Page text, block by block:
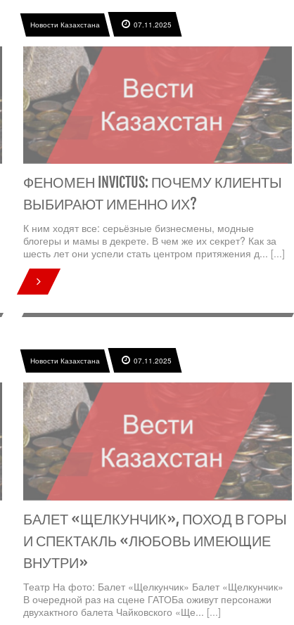
Новости Казахстана 07.11.2025
ФЕНОМЕН INVICTUS: ПОЧЕМУ КЛИЕНТЫ
ВЫБИРАЮТ ИМЕННО ИХ?
К ним ходят все: серьёзные бизнесмены, модные
блогеры и мамы в декрете. В чем же их секрет? Как за
шесть лет они успели стать центром притяжения д... [...]
Новости Казахстана 07.11.2025
БАЛЕТ «ЩЕЛКУНЧИК», ПОХОД В ГОРЫ
И СПЕКТАКЛЬ «ЛЮБОВЬ ИМЕЮЩИЕ
ВНУТРИ»
Театр На фото: Балет «Щелкунчик» Балет «Щелкунчик»
В очередной раз на сцене ГАТОБа оживут персонажи
двухактного балета Чайковского «Ще... [...]